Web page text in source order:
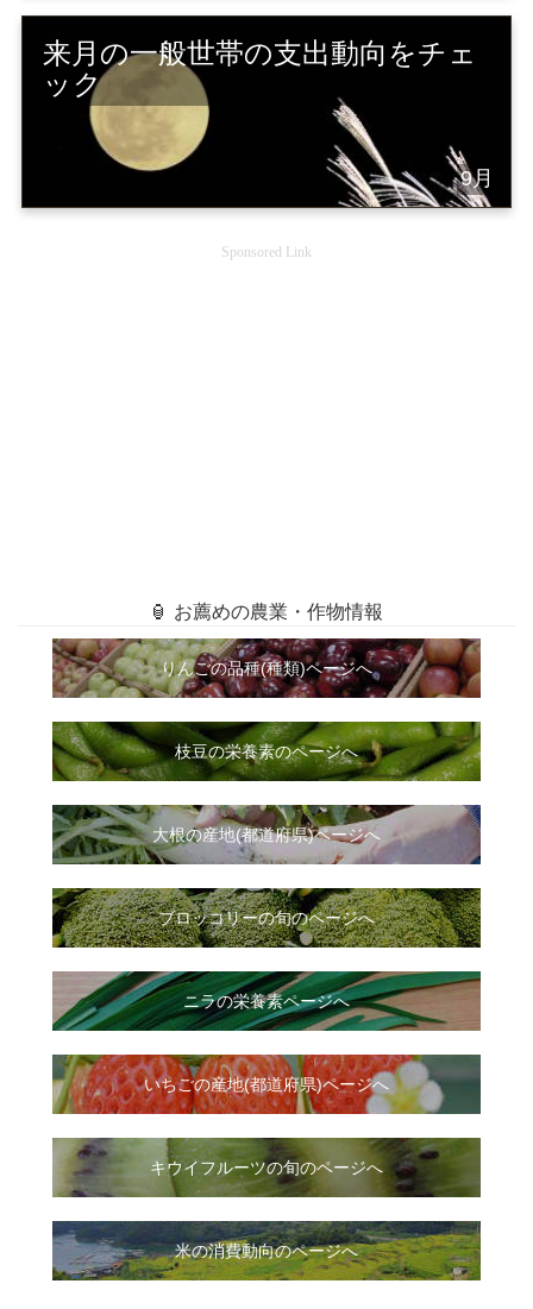
来月の一般世帯の支出動向をチェ
ック
9月
Sponsored Link
🏮 お薦めの農業・作物情報
りんごの品種(種類)ページへ
枝豆の栄養素のページへ
大根の産地(都道府県)ページへ
ブロッコリーの旬のページへ
ニラの栄養素ページへ
いちごの産地(都道府県)ページへ
キウイフルーツの旬のページへ
米の消費動向のページへ